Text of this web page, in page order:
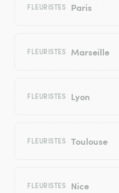
FLEURISTES Paris
FLEURISTES Marseille
FLEURISTES Lyon
FLEURISTES Toulouse
FLEURISTES Nice